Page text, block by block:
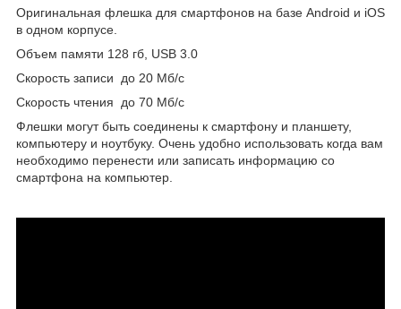
Оригинальная флешка для смартфонов на базе Android и iOS
в одном корпусе.
Объем памяти 128 гб, USB 3.0
Скорость записи до 20 Мб/с
Скорость чтения до 70 Мб/с
Флешки могут быть соединены к смартфону и планшету,
компьютеру и ноутбуку. Очень удобно использовать когда вам
необходимо перенести или записать информацию со
смартфона на компьютер.